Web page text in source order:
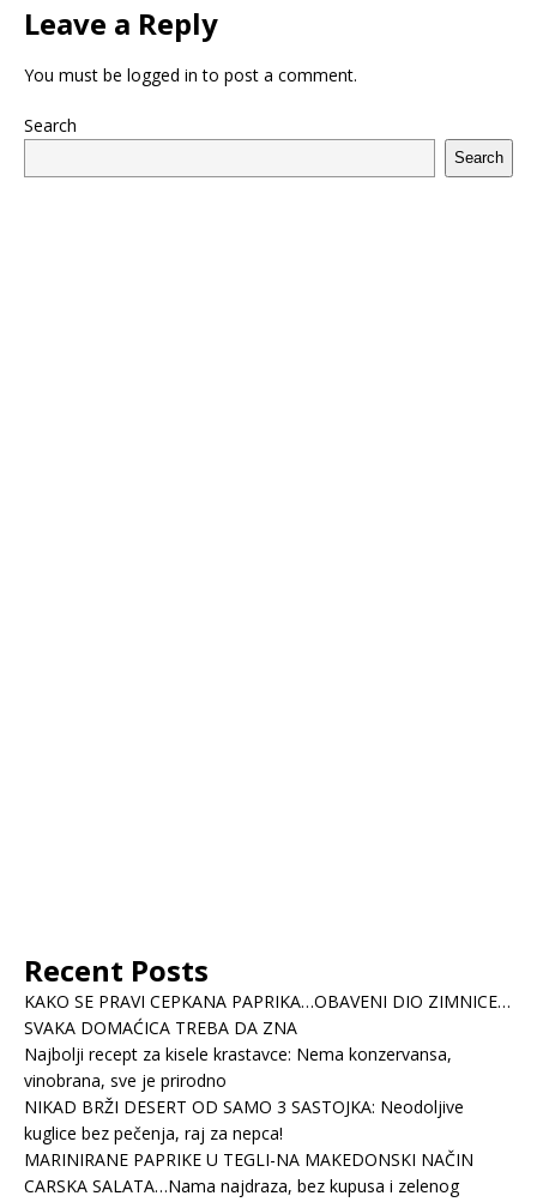
Leave a Reply
You must be logged in to post a comment.
Search
Search
Recent Posts
KAKO SE PRAVI CEPKANA PAPRIKA…OBAVENI DIO ZIMNICE…
SVAKA DOMAĆICA TREBA DA ZNA
Najbolji recept za kisele krastavce: Nema konzervansa,
vinobrana, sve je prirodno
NIKAD BRŽI DESERT OD SAMO 3 SASTOJKA: Neodoljive
kuglice bez pečenja, raj za nepca!
MARINIRANE PAPRIKE U TEGLI-NA MAKEDONSKI NAČIN
CARSKA SALATA…Nama najdraza, bez kupusa i zelenog